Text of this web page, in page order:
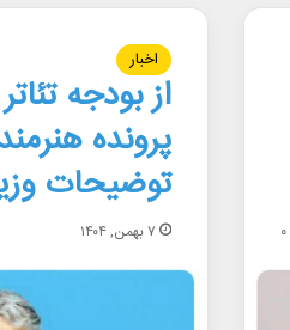
۰
اخبار
از بودجه
پرونده
توضیحات
۷ بهمن, ۱۴۰۴